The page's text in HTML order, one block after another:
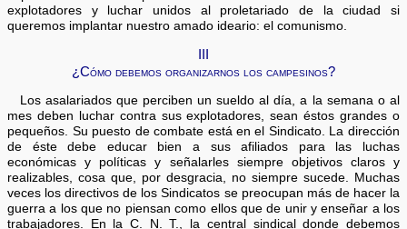
explotadores y luchar unidos al proletariado de la ciudad si
queremos implantar nuestro amado ideario: el comunismo.
III
¿Cómo debemos organizarnos los campesinos?
Los asalariados que perciben un sueldo al día, a la semana o al
mes deben luchar contra sus explotadores, sean éstos grandes o
pequeños. Su puesto de combate está en el Sindicato. La dirección
de éste debe educar bien a sus afiliados para las luchas
económicas y políticas y señalarles siempre objetivos claros y
realizables, cosa que, por desgracia, no siempre sucede. Muchas
veces los directivos de los Sindicatos se preocupan más de hacer la
guerra a los que no piensan como ellos que de unir y enseñar a los
trabajadores. En la C. N. T., la central sindical donde debemos